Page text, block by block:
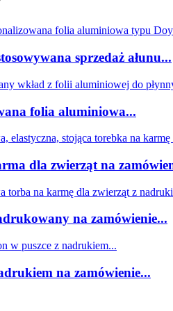
sprzedaż ałunu...
folia aluminiowa...
dla zwierząt na
na zamówienie...
na zamówienie...